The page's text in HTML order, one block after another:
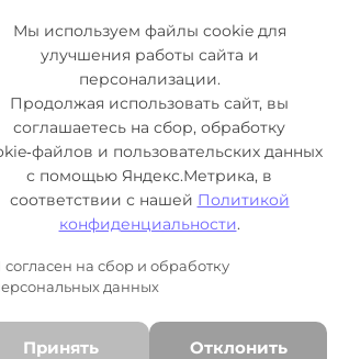
Мы используем файлы cookie для
улучшения работы сайта и
персонализации.
Продолжая использовать сайт, вы
соглашаетесь на сбор, обработку
и пользовательских данных
с помощью Яндекс.Метрика, в
соответствии с нашей Политикой
конфиденциальности.
согласен на сбор и обработку
данных
Принять Отклонить